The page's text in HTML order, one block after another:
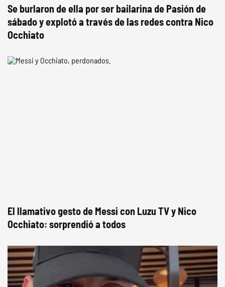
Se burlaron de ella por ser bailarina de Pasión de
sábado y explotó a través de las redes contra Nico
Occhiato
El llamativo gesto de Messi con Luzu TV y Nico
Occhiato: sorprendió a todos